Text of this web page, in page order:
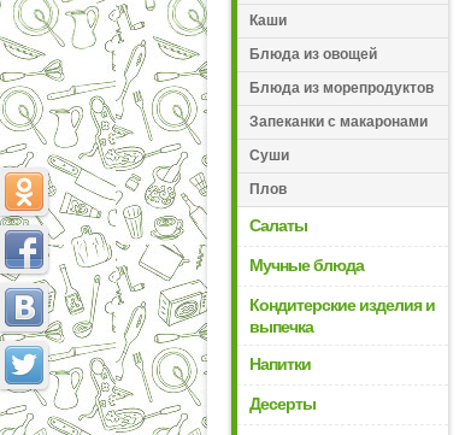
Каши
Блюда из овощей
Блюда из морепродуктов
Запеканки с макаронами
Суши
Плов
Салаты
Мучные блюда
Кондитерские изделия и
выпечка
Напитки
Десерты